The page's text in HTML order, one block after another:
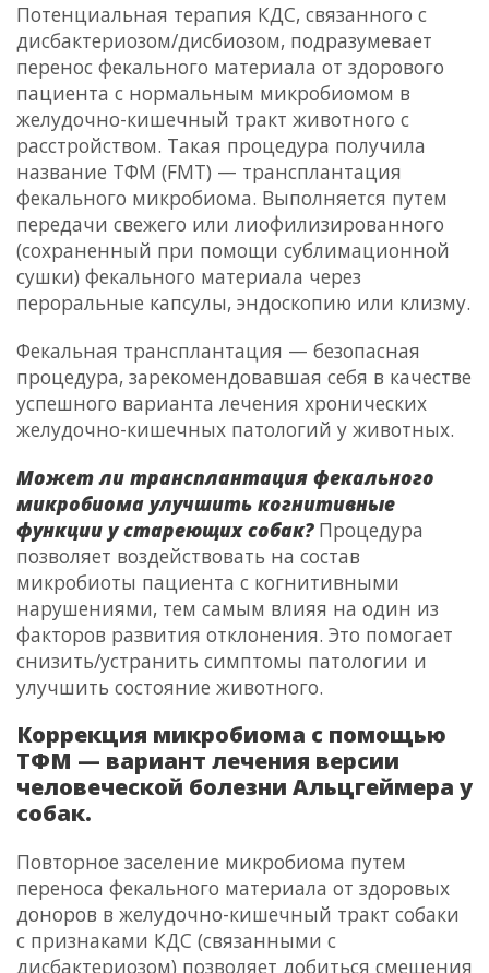
Потенциальная терапия КДС, связанного с
дисбактериозом/дисбиозом, подразумевает
перенос фекального материала от здорового
пациента с нормальным микробиомом в
желудочно-кишечный тракт животного с
расстройством. Такая процедура получила
название ТФМ (FMT) — трансплантация
фекального микробиома. Выполняется путем
передачи свежего или лиофилизированного
(сохраненный при помощи сублимационной
сушки) фекального материала через
пероральные капсулы, эндоскопию или клизму.
Фекальная трансплантация — безопасная
процедура, зарекомендовавшая себя в качестве
успешного варианта лечения хронических
желудочно-кишечных патологий у животных.
Может ли трансплантация фекального
микробиома улучшить когнитивные
функции у стареющих собак?Процедура
позволяет воздействовать на состав
микробиоты пациента с когнитивными
нарушениями, тем самым влияя на один из
факторов развития отклонения. Это помогает
снизить/устранить симптомы патологии и
улучшить состояние животного.
Коррекция микробиома с помощью
ТФМ — вариант лечения версии
человеческой болезни Альцгеймера у
собак.
Повторное заселение микробиома путем
переноса фекального материала от здоровых
доноров в желудочно-кишечный тракт собаки
с признаками КДС (связанными с
дисбактериозом) позволяет добиться смещения